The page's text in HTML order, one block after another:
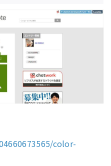
color-